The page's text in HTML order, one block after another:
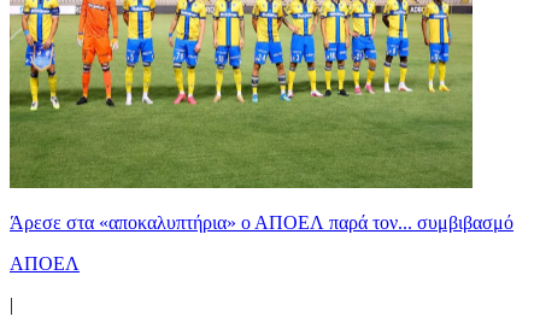
Άρεσε στα «αποκαλυπτήρια» ο ΑΠΟΕΛ παρά τον... συμβιβασμό
ΑΠΟΕΛ
|